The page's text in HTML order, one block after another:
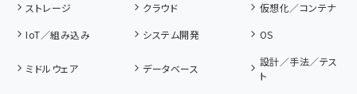
ストレージ
クラウド
仮想化／コンテナ
IoT／組み込み
システム開発 OS
ミドルウェア データベース
設計／手法／テス
ト